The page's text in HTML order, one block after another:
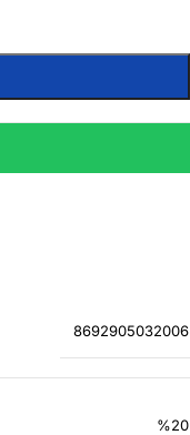
8692905032006
%20